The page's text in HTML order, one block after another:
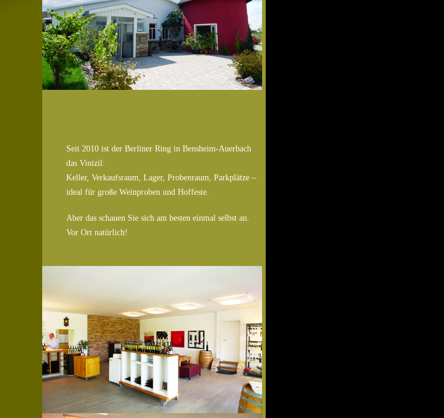
Seit 2010 ist der Berliner Ring in Bensheim-Auerbach
das Vinizil:
Keller, Verkaufsraum, Lager, Probenraum, Parkplätze –
ideal für große Weinproben und Hoffeste.
Aber das schauen Sie sich am besten einmal selbst an.
Vor Ort natürlich!